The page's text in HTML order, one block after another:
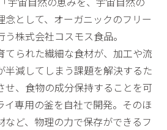
念として、オーガニックのフリー
株式会社コスモス食品。
てられた繊細な食材が、加工や流
半減してしまう課題を解決するた
せ、食物の成分保持することを可
イ専用の釜を自社で開発。そのほ
など、物理の力で保存ができるフ